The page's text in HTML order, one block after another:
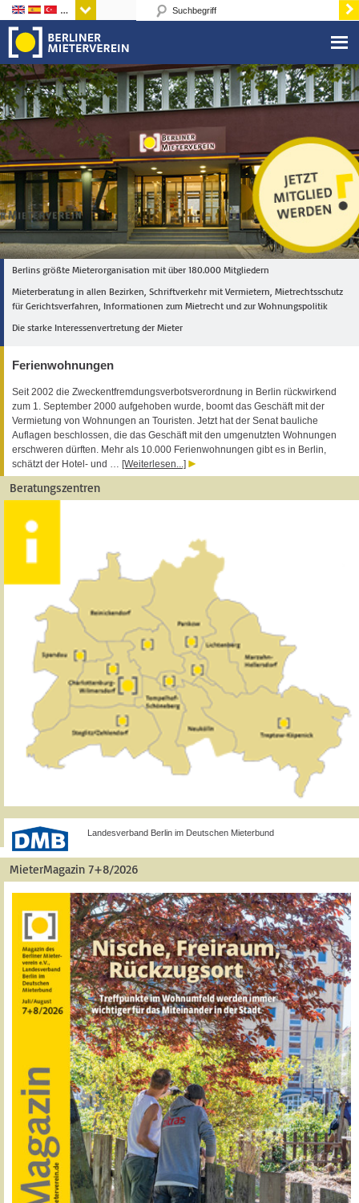
Sprachen
Berlins größte Mieterorganisation mit über 180.000 Mitgliedern
Mieterberatung in allen Bezirken, Schriftverkehr mit Vermietern, Mietrechtsschutz
für Gerichtsverfahren, Informationen zum Mietrecht und zur Wohnungspolitik
Die starke Interessenvertretung der Mieter
Ferienwohnungen
Seit 2002 die Zweckentfremdungsverbotsverordnung in Berlin rückwirkend
zum 1. September 2000 aufgehoben wurde, boomt das Geschäft mit der
Vermietung von Wohnungen an Touristen. Jetzt hat der Senat bauliche
Auflagen beschlossen, die das Geschäft mit den umgenutzten Wohnungen
erschweren dürften. Mehr als 10.000 Ferienwohnungen gibt es in Berlin,
schätzt der Hotel- und … [Weiterlesen...]
Beratungszentren
Landesverband Berlin im Deutschen Mieterbund
MieterMagazin 7+8/2026